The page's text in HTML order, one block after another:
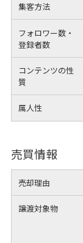
集客方法
フォロワー数・
登録者数
コンテンツの性
質
属人性
売買情報
売却理由
譲渡対象物